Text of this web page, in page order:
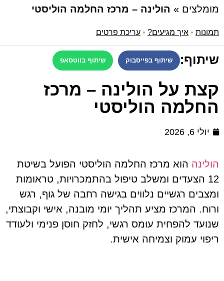
מומלצים » הולינה – מרכז החלמה הוליסטי
תמונות • איך מגיעים? • עריכת פרטים
שיתוף: שיתוף בפייסבוק שיתוף בווטסאפ
קצת על הולינה – מרכז
החלמה הוליסטי
יולי 6, 2026
הולינה הוא מרכז החלמה הוליסטי הפועל בשיטת
12 הצעדים ומשלב טיפול בהתמכרויות, טראומות
ומצבים רגשיים נלווים בגישה רחבה של גוף, רגש
ורוח. המרכז מציע תהליך יומי מובנה, אישי וקבוצתי,
שנועד להפחית עומס רגשי, לחזק חוסן פנימי ולעודד
ריפוי עמוק וצמיחה אישית.